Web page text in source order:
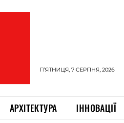
П’ЯТНИЦЯ, 7 СЕРПНЯ, 2026
АРХІТЕКТУРА ІННОВАЦІЇ